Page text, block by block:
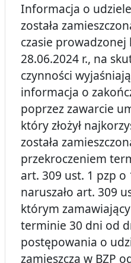
Informacja o
została
czasie
28.06.2024 r., na
czynności
informacja o
poprzez zawarcie
który złożył
została
przekroczeniem
art. 309 ust. 1 pzp o
naruszało art. 309
którym
terminie 30 dni od
postępowania o
zamieszcza w BZP